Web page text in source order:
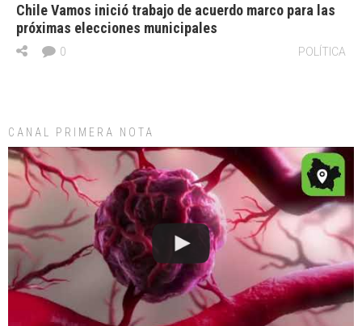
Chile Vamos inició trabajo de acuerdo marco para las
próximas elecciones municipales
POLÍTICA
0
CANAL PRIMERA NOTA